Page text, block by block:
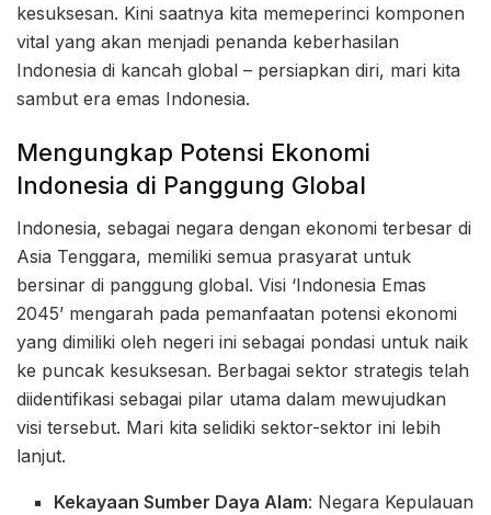
kesuksesan. Kini saatnya kita memeperinci komponen
vital yang akan menjadi penanda keberhasilan
Indonesia di kancah global – persiapkan diri, mari kita
sambut era emas Indonesia.
Mengungkap Potensi Ekonomi
Indonesia di Panggung Global
Indonesia, sebagai negara dengan ekonomi terbesar di
Asia Tenggara, memiliki semua prasyarat untuk
bersinar di panggung global. Visi ‘Indonesia Emas
2045’ mengarah pada pemanfaatan potensi ekonomi
yang dimiliki oleh negeri ini sebagai pondasi untuk naik
ke puncak kesuksesan. Berbagai sektor strategis telah
diidentifikasi sebagai pilar utama dalam mewujudkan
visi tersebut. Mari kita selidiki sektor-sektor ini lebih
lanjut.
Kekayaan Sumber Daya Alam: Negara Kepulauan